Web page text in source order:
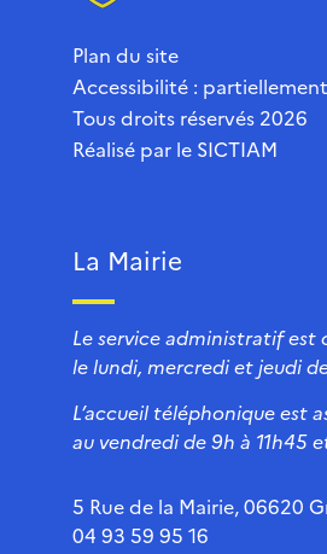
Plan du site
Accessibilité :
Tous droits réservés 2026
Réalisé par le SICTIAM
La Mairie
Le service administratif est
le lundi, mercredi et jeudi
L’accueil téléphonique est
au vendredi de 9h à 11h45
5 Rue de la Mairie, 06620
04 93 59 95 16